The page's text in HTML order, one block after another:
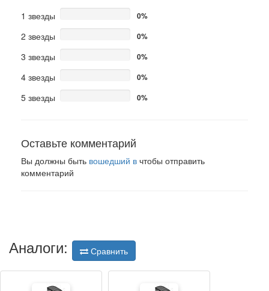
1 звезды
0%
2 звезды 0%
3 звезды 0%
4 звезды 0%
5 звезды 0%
Оставьте комментарий
Вы должны быть вошедший в чтобы отправить
комментарий
Аналоги: Сравнить